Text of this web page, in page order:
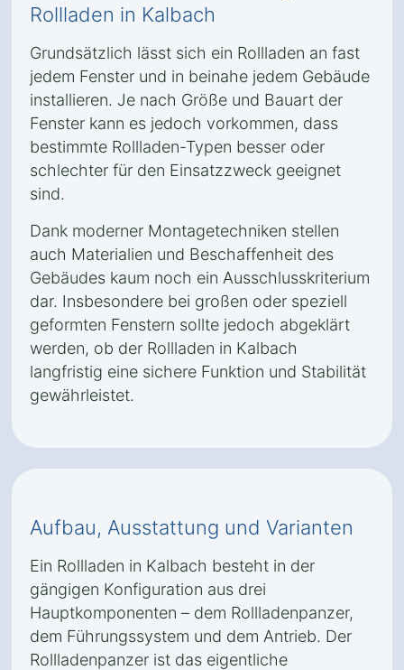
Rollladen in Kalbach
Grundsätzlich lässt sich ein Rollladen an fast
jedem Fenster und in beinahe jedem Gebäude
installieren. Je nach Größe und Bauart der
Fenster kann es jedoch vorkommen, dass
bestimmte Rollladen-Typen besser oder
schlechter für den Einsatzzweck geeignet
sind.
Dank moderner Montagetechniken stellen
auch Materialien und Beschaffenheit des
Gebäudes kaum noch ein Ausschlusskriterium
dar. Insbesondere bei großen oder speziell
geformten Fenstern sollte jedoch abgeklärt
werden, ob der Rollladen in Kalbach
langfristig eine sichere Funktion und Stabilität
gewährleistet.
Aufbau, Ausstattung und Varianten
Ein Rollladen in Kalbach besteht in der
gängigen Konfiguration aus drei
Hauptkomponenten – dem Rollladenpanzer,
dem Führungssystem und dem Antrieb. Der
Rollladenpanzer ist das eigentliche